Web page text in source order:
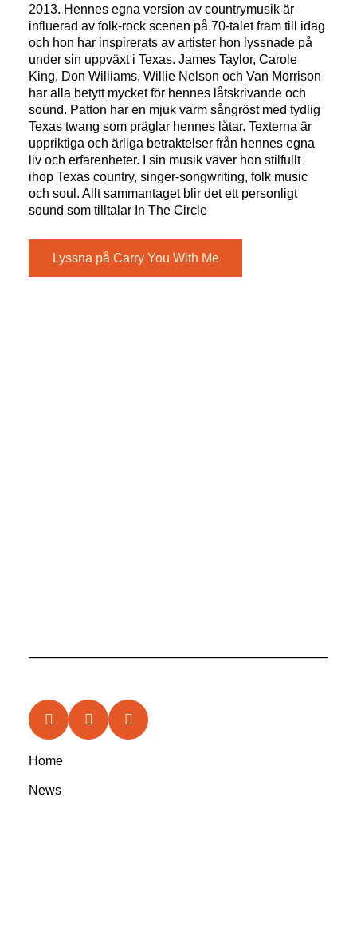
2013. Hennes egna version av countrymusik är
influerad av folk-rock scenen på 70-talet fram till idag
och hon har inspirerats av artister hon lyssnade på
under sin uppväxt i Texas. James Taylor, Carole
King, Don Williams, Willie Nelson och Van Morrison
har alla betytt mycket för hennes låtskrivande och
sound. Patton har en mjuk varm sångröst med tydlig
Texas twang som präglar hennes låtar. Texterna är
uppriktiga och ärliga betraktelser från hennes egna
liv och erfarenheter. I sin musik väver hon stilfullt
ihop Texas country, singer-songwriting, folk music
och soul. Allt sammantaget blir det ett personligt
sound som tilltalar In The Circle
Lyssna på Carry You With Me
Home
News